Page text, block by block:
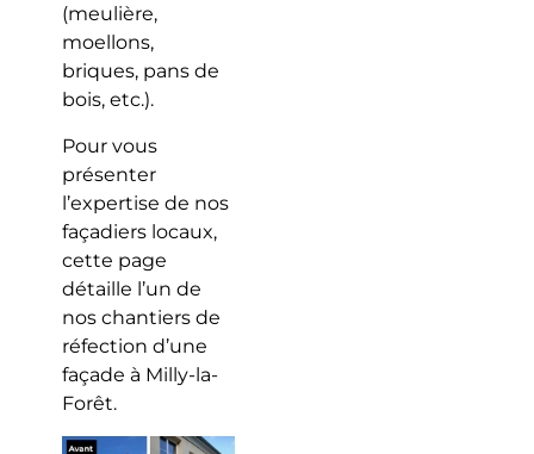
(meulière,
moellons,
briques, pans de
bois, etc.).
Pour vous
présenter
l’expertise de nos
façadiers locaux,
cette page
détaille l’un de
nos chantiers de
réfection d’une
façade à Milly-la-
Forêt.